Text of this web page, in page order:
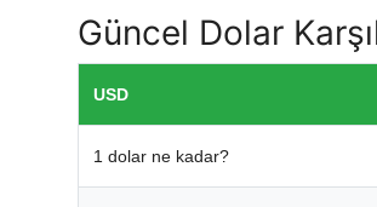
Güncel Dolar
USD
1 dolar ne kadar?